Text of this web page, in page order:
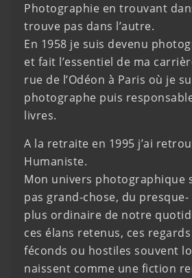
Photographie en trouvant
trouve pas dans l’autre.
En 1958 je suis devenu
et fait l’essentiel de ma
rue de l’Odéon à Paris où je
photographe puis
livres.
A la retraite en 1995 j’ai
Humaniste.
Mon univers photographique
pas grand-chose, du
plus ordinaire de notre
ces élans retenus, ces
féconds ou hostiles souvent
naissent comme une fiction